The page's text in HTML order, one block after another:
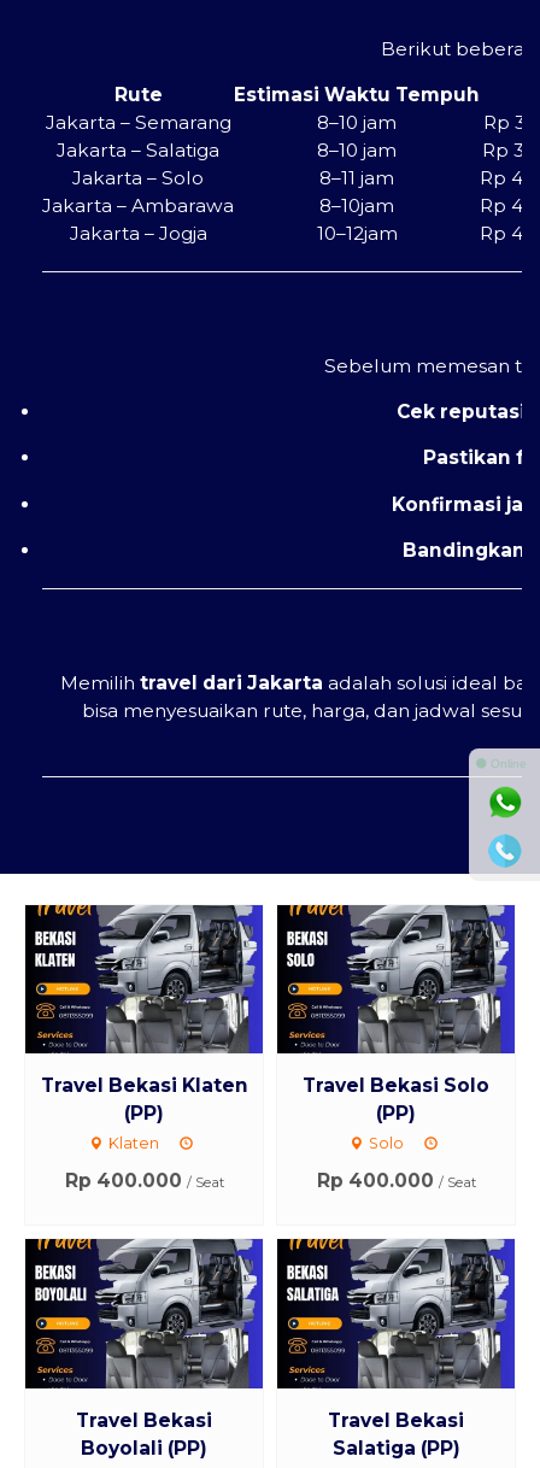
Berikut
Rute Estimasi Waktu Tempuh
Jakarta – Semarang
8–10 jam
Rp
Jakarta – Salatiga
8–10 jam
Rp
Jakarta – Solo
8–11 jam
Rp
Jakarta – Ambarawa
8–10jam
Rp
Jakarta – Jogja
10–12jam Rp
Sebelum memesan
Cek reputasi
Pastikan
Konfirmasi
Bandingkan
Memilih travel dari Jakarta adalah solusi ideal
bisa menyesuaikan rute, harga, dan jadwal
Travel Bekasi Klaten
(PP)
Klaten
Rp 400.000 / Seat
Travel Bekasi Solo
(PP)
Solo
Rp 400.000 / Seat
Travel Bekasi
Boyolali (PP)
Travel Bekasi
Salatiga (PP)
⚫ Online